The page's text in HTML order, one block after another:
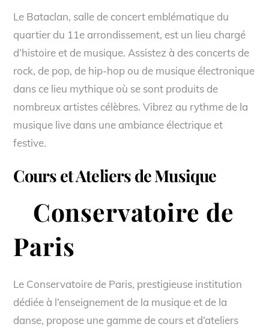
Le Bataclan, salle de concert emblématique du
quartier du 11e arrondissement, est un lieu chargé
d’histoire et de musique. Assistez à des concerts de
rock, de pop, de hip-hop ou de musique électronique
dans ce lieu mythique où se sont produits de
nombreux artistes célèbres. Vibrez au rythme de la
musique live dans une ambiance électrique et
festive.
Cours et Ateliers de Musique
Conservatoire de
Paris
Le Conservatoire de Paris, prestigieuse institution
dédiée à l’enseignement de la musique et de la
danse, propose une gamme de cours et d’ateliers